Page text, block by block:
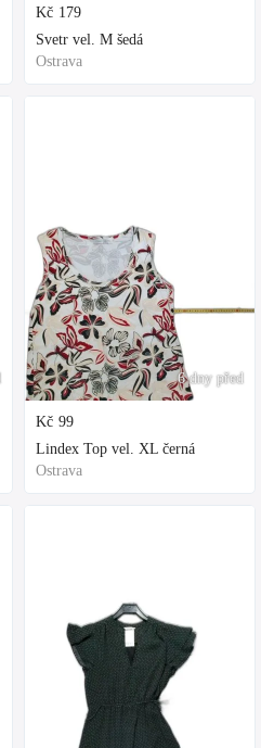
Kč 179
Svetr vel. M šedá
Ostrava
6 dny před
Kč 99
Lindex Top vel. XL černá
Ostrava